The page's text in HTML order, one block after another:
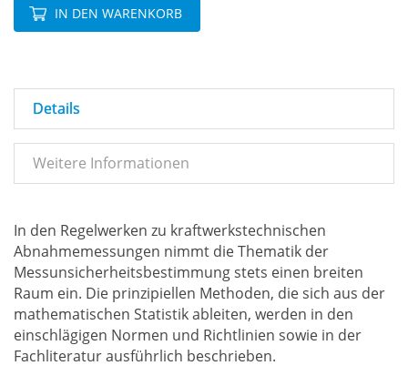
IN DEN WARENKORB
Details
Weitere Informationen
In den Regelwerken zu kraftwerkstechnischen
Abnahmemessungen nimmt die Thematik der
Messunsicherheitsbestimmung stets einen breiten
Raum ein. Die prinzipiellen Methoden, die sich aus der
mathematischen Statistik ableiten, werden in den
einschlägigen Normen und Richtlinien sowie in der
Fachliteratur ausführlich beschrieben.